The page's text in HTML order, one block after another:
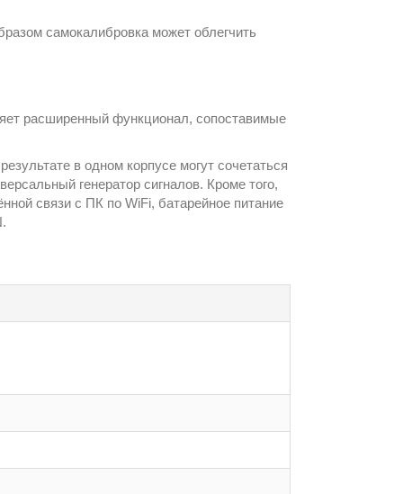
самокалибровка может облегчить
расширенный функционал, сопоставимые
в одном корпусе могут сочетаться
генератор сигналов. Кроме того,
связи с ПК по WiFi, батарейное питание